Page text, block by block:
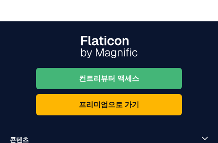
컨트리뷰터 액세스
프리미엄으로 가기
콘텐츠